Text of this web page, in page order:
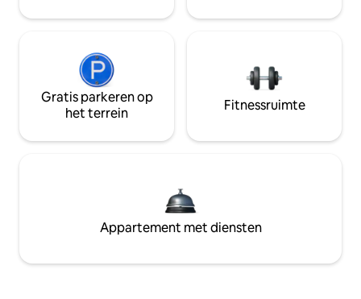
Gratis parkeren op
het terrein
Fitnessruimte
Appartement met diensten